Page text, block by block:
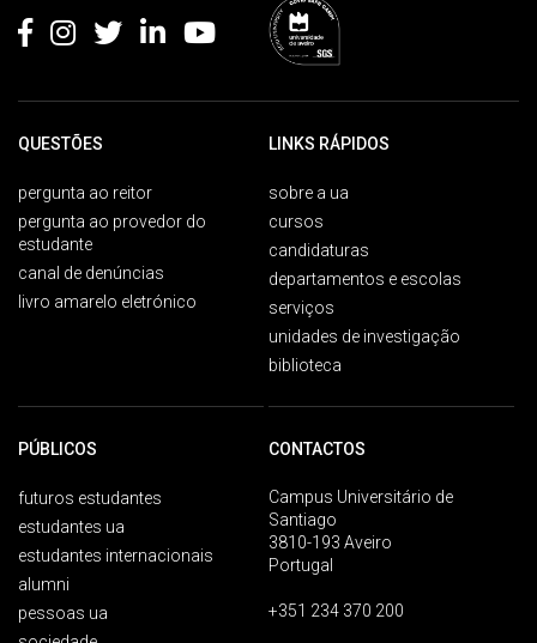
QUESTÕES
pergunta ao reitor
pergunta ao provedor do
estudante
canal de denúncias
livro amarelo eletrónico
LINKS RÁPIDOS
sobre a ua
cursos
candidaturas
departamentos e escolas
serviços
unidades de investigação
biblioteca
PÚBLICOS
futuros estudantes
estudantes ua
estudantes internacionais
alumni
pessoas ua
CONTACTOS
Campus Universitário de
Santiago
3810-193 Aveiro
Portugal
+351 234 370 200